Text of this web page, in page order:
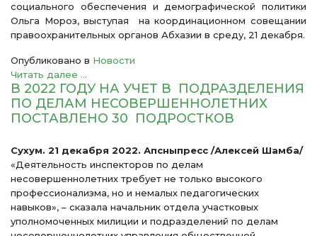
социального обеспечения и демографической политики
Ольга Мороз, выступая на координационном совещании
правоохранительных органов Абхазии в среду, 21 декабря.
Опубликовано в Новости
Читать далее ...
В 2022 ГОДУ НА УЧЕТ В ПОДРАЗДЕЛЕНИЯ
ПО ДЕЛАМ НЕСОВЕРШЕННОЛЕТНИХ
ПОСТАВЛЕНО 30 ПОДРОСТКОВ
Сухум. 21 декабря 2022. Апсныпресс /Алексей Шамба/
«Деятельность инспекторов по делам
несовершеннолетних требует не только высокого
профессионализма, но и немалых педагогических
навыков», – сказала начальник отдела участковых
уполномоченных милиции и подразделений по делам